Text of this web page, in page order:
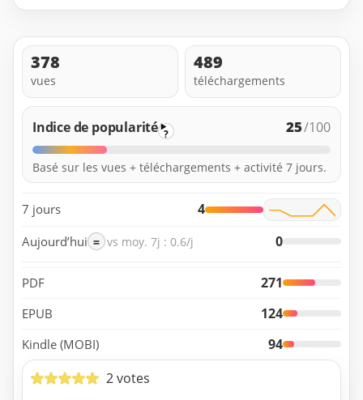
378
vues
489
téléchargements
Indice de popularité ? 25/100
Basé sur les vues + téléchargements + activité 7 jours.
7 jours 4
Aujourd’hui = vs moy. 7j : 0.6/j 0
PDF 271
EPUB 124
Kindle (MOBI)
94
2 votes